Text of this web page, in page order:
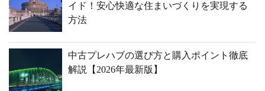
イド！安心快適な住まいづくりを実現する
方法
中古プレハブの選び方と購入ポイント徹底
解説【2026年最新版】